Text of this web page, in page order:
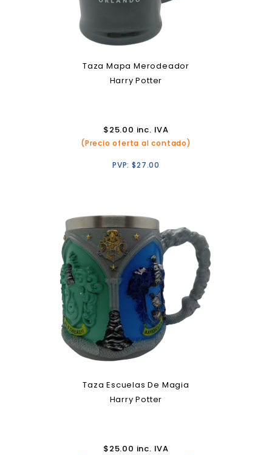
Taza Mapa Merodeador
Harry Potter
$25.00 inc. IVA
(Precio oferta al contado)
PVP:$27.00
Taza Escuelas De Magia
Harry Potter
$25.00 inc. IVA